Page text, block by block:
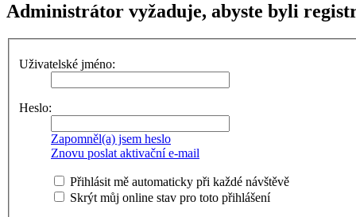
Administrátor vyžaduje, abyste byli
Uživatelské jméno:
Heslo:
Zapomněl(a) jsem heslo
Znovu poslat aktivační e-mail
Přihlásit mě automaticky při každé návštěvě
Skrýt můj online stav pro toto přihlášení